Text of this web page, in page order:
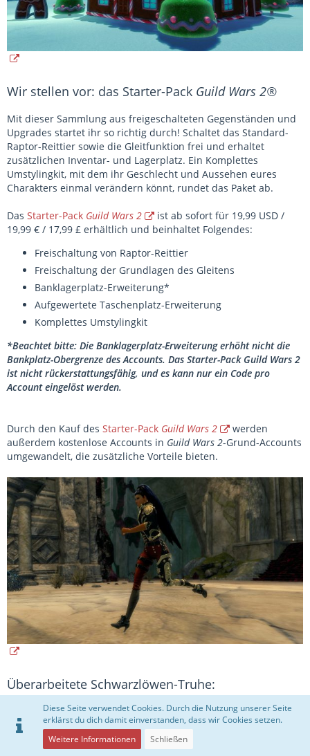
Wir stellen vor: das Starter-Pack Guild Wars 2®
Mit dieser Sammlung aus freigeschalteten Gegenständen und
Upgrades startet ihr so richtig durch! Schaltet das Standard-
Raptor-Reittier sowie die Gleitfunktion frei und erhaltet
zusätzlichen Inventar- und Lagerplatz. Ein Komplettes
Umstylingkit, mit dem ihr Geschlecht und Aussehen eures
Charakters einmal verändern könnt, rundet das Paket ab.
Das Starter-Pack Guild Wars 2
ist ab sofort für 19,99 USD /
19,99 € / 17,99 £ erhältlich und beinhaltet Folgendes:
Freischaltung von Raptor-Reittier
Freischaltung der Grundlagen des Gleitens
Banklagerplatz-Erweiterung*
Aufgewertete Taschenplatz-Erweiterung
Komplettes Umstylingkit
*Beachtet bitte: Die Banklagerplatz-Erweiterung erhöht nicht die
Bankplatz-Obergrenze des Accounts. Das Starter-Pack Guild Wars 2
ist nicht rückerstattungsfähig, und es kann nur ein Code pro
Account eingelöst werden.
Durch den Kauf des Starter-Pack Guild Wars 2
werden
außerdem kostenlose Accounts in Guild Wars 2-Grund-Accounts
umgewandelt, die zusätzliche Vorteile bieten.
Überarbeitete Schwarzlöwen-Truhe:
Dampfreflexionen-Truhe
Jede Truhe enthält garantiert ein einlösbares Schwarzlöwen-
Figürchen, das „Evon Schlitzklinge“-Wintertag-Geschenk sowie
Diese Seite verwendet Cookies. Durch die Nutzung unserer Seite
erklärst du dich damit einverstanden, dass wir Cookies setzen.
Weitere Informationen
Schließen